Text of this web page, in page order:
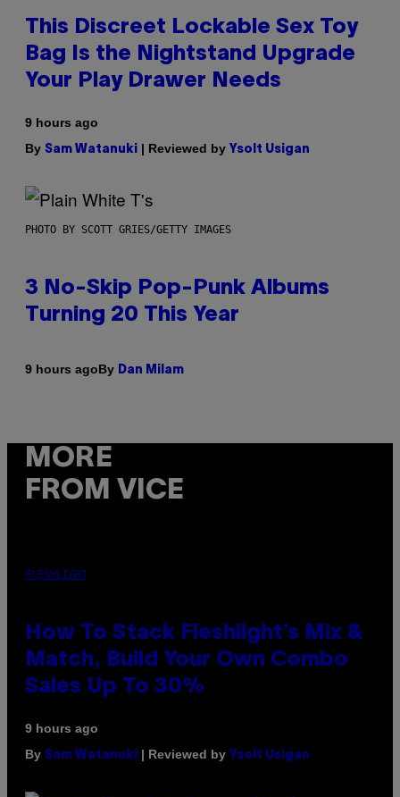
This Discreet Lockable Sex Toy
Bag Is the Nightstand Upgrade
Your Play Drawer Needs
9 hours ago
By Sam Watanuki | Reviewed by Ysolt Usigan
PHOTO BY SCOTT GRIES/GETTY IMAGES
3 No-Skip Pop-Punk Albums
Turning 20 This Year
9 hours agoBy Dan Milam
MORE
FROM VICE
FLESHLIGHT
How To Stack Fleshlight’s Mix &
Match, Build Your Own Combo
Sales Up To 30%
9 hours ago
By Sam Watanuki | Reviewed by Ysolt Usigan